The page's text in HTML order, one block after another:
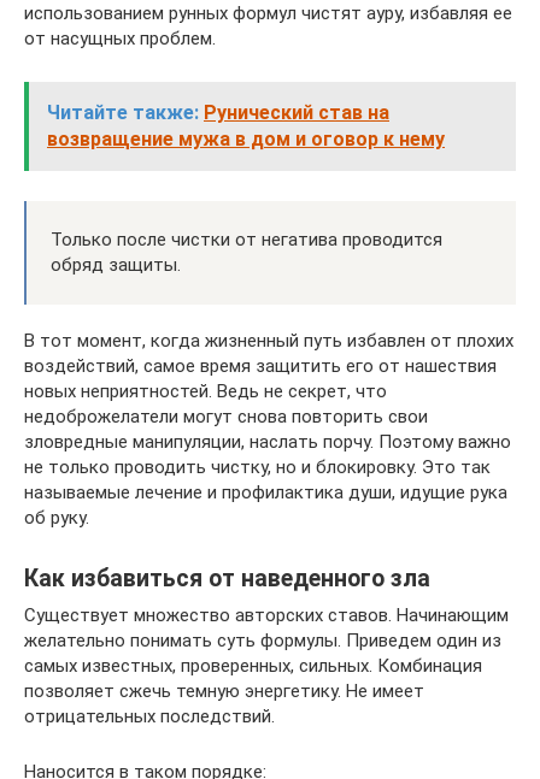
использованием рунных формул чистят ауру, избавляя ее
от насущных проблем.
Читайте также: Рунический став на
возвращение мужа в дом и оговор к нему
Только после чистки от негатива проводится
обряд защиты.
В тот момент, когда жизненный путь избавлен от плохих
воздействий, самое время защитить его от нашествия
новых неприятностей. Ведь не секрет, что
недоброжелатели могут снова повторить свои
зловредные манипуляции, наслать порчу. Поэтому важно
не только проводить чистку, но и блокировку. Это так
называемые лечение и профилактика души, идущие рука
об руку.
Как избавиться от наведенного зла
Существует множество авторских ставов. Начинающим
желательно понимать суть формулы. Приведем один из
самых известных, проверенных, сильных. Комбинация
позволяет сжечь темную энергетику. Не имеет
отрицательных последствий.
Наносится в таком порядке: